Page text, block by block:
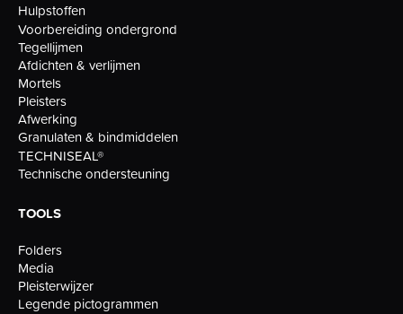
Hulpstoffen
Voorbereiding ondergrond
Tegellijmen
Afdichten & verlijmen
Mortels
Pleisters
Afwerking
Granulaten & bindmiddelen
TECHNISEAL®
Technische ondersteuning
TOOLS
Folders
Media
Pleisterwijzer
Legende pictogrammen